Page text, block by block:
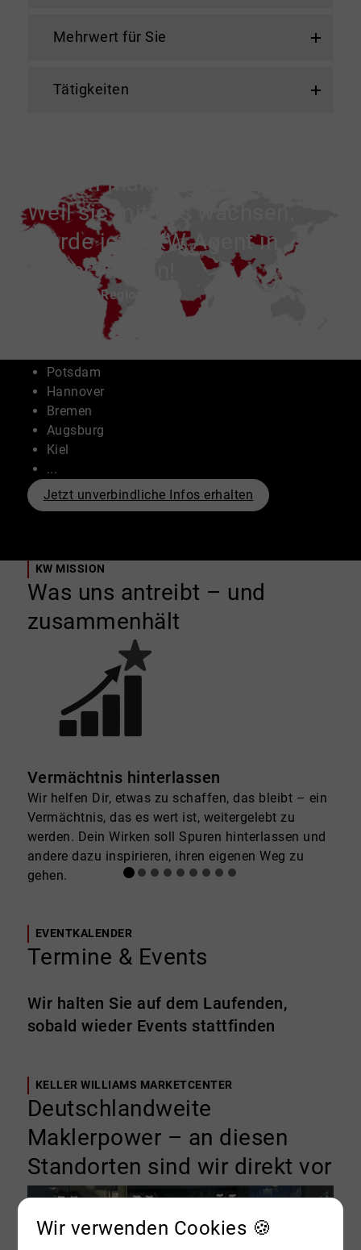
Mehrwert für Sie
Tätigkeiten
Warum Makler hier bleiben?
Weil sie mit uns wachsen.
Werde jetzt KW Agent in
deiner Region!
Verfügbare Regionen:
Potsdam
Hannover
Bremen
Augsburg
Kiel
...
Jetzt unverbindliche Infos erhalten
KW MISSION
Was uns antreibt – und
zusammenhält
Vermächtnis hinterlassen
Wir helfen Dir, etwas zu schaffen, das bleibt – ein
Vermächtnis, das es wert ist, weitergelebt zu
werden. Dein Wirken soll Spuren hinterlassen und
andere dazu inspirieren, ihren eigenen Weg zu
gehen.
EVENTKALENDER
Termine & Events
Wir halten Sie auf dem Laufenden,
sobald wieder Events stattfinden
KELLER WILLIAMS MARKETCENTER
Deutschlandweite
Maklerpower – an diesen
Standorten sind wir direkt vor
Ort
Wir verwenden Cookies 🍪